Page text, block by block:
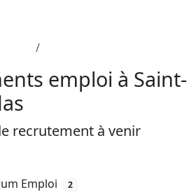
emploi à Saint-
recrutement à venir
Emploi 2